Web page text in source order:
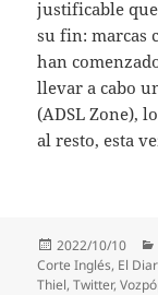
justificable
su fin: marcas
han
llevar a cabo
(ADSL Zone),
al resto, esta
Publicado
el
2022/10/10
Corte Inglés, El
Thiel,Twitter,